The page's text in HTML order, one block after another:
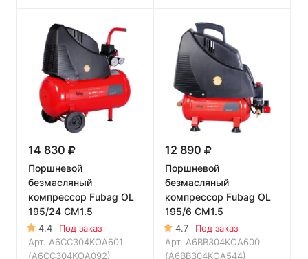
14 830
Поршневой
безмасляный
компрессор Fubag OL
195/24 CM1.5
4.4
Под заказ
Арт. A6CC304KOA601
(A6CC304KOA092)
12 890
Поршневой
безмасляный
компрессор Fubag OL
195/6 CM1.5
4.7
Под заказ
Арт. A6BB304KOA600
(A6BB304KOA544)